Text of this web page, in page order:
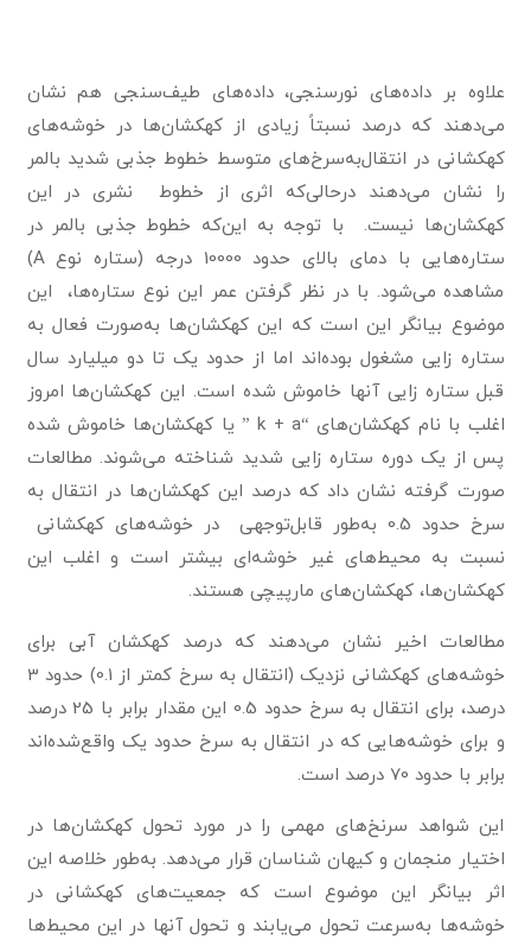
علاوه بر داده‌های نورسنجی، داده‌های طیف‌سنجی هم نشان
می‌دهند که درصد نسبتاً زیادی از کهکشان‌ها در خوشه‌های
کهکشانی در انتقال‌به‌سرخ‌های متوسط خطوط جذبی شدید بالمر
را نشان می‌دهند درحالی‌که اثری از خطوط نشری در این
کهکشان‌ها نیست. با توجه به این‌که خطوط جذبی بالمر در
ستاره‌هایی با دمای بالای حدود 10000 درجه (ستاره نوع A)
مشاهده می‌شود. با در نظر گرفتن عمر این نوع ستاره‌ها، این
موضوع بیانگر این است که این کهکشان‌ها به‌صورت فعال به
ستاره زایی مشغول بوده‌اند اما از حدود یک تا دو میلیارد سال
قبل ستاره زایی آنها خاموش شده است. این کهکشان‌ها امروز
اغلب با نام کهکشان‌های “k + a ” یا کهکشان‌ها خاموش شده
پس از یک دوره ستاره زایی شدید شناخته می‌شوند. مطالعات
صورت گرفته نشان داد که درصد این کهکشان‌ها در انتقال به
سرخ حدود 0.5 به‌طور قابل‌توجهی در خوشه‌های کهکشانی
نسبت به محیط‌های غیر خوشه‌ای بیشتر است و اغلب این
کهکشان‌ها، کهکشان‌های مارپیچی هستند.
مطالعات اخیر نشان می‌دهند که درصد کهکشان آبی برای
خوشه‌های کهکشانی نزدیک (انتقال به سرخ کمتر از 0.1) حدود 3
درصد، برای انتقال به سرخ حدود 0.5 این مقدار برابر با 25 درصد
و برای خوشه‌هایی که در انتقال به سرخ حدود یک واقع‌شده‌اند
برابر با حدود 70 درصد است.
این شواهد سرنخ‌های مهمی را در مورد تحول کهکشان‌ها در
اختیار منجمان و کیهان شناسان قرار می‌دهد. به‌طور خلاصه این
اثر بیانگر این موضوع است که جمعیت‌های کهکشانی در
خوشه‌ها به‌سرعت تحول می‌یابند و تحول آنها در این محیط‌ها